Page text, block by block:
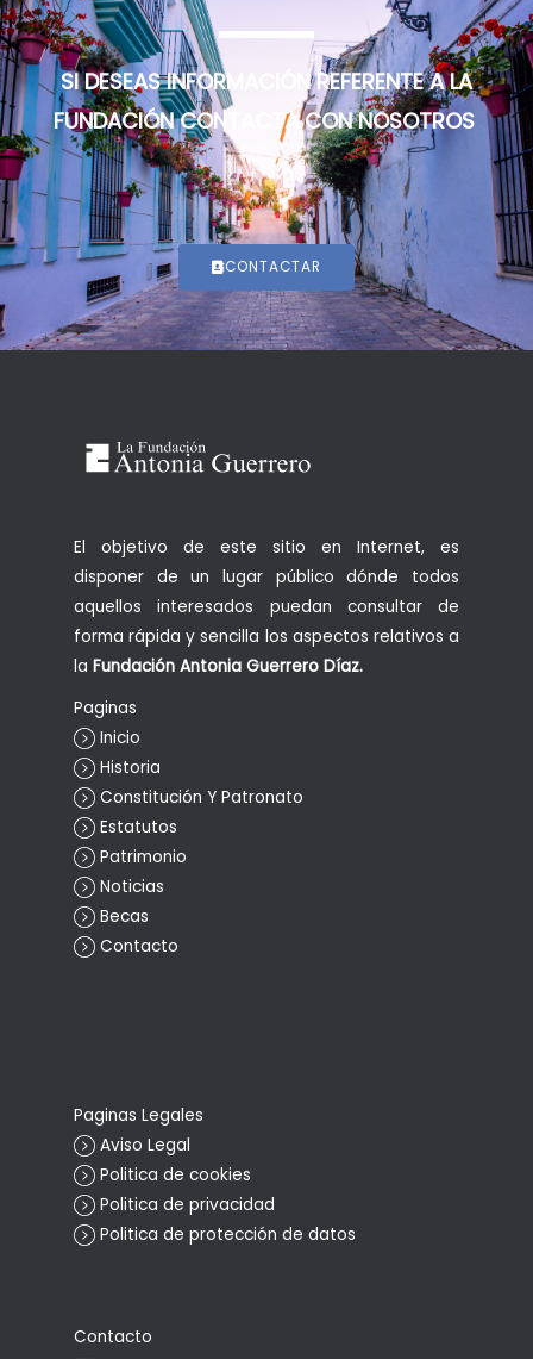
SI DESEAS INFORMACIÓN REFERENTE A LA
FUNDACIÓN CONTACTA CON NOSOTROS
CONTACTAR
El objetivo de este sitio en Internet, es
disponer de un lugar público dónde todos
aquellos interesados puedan consultar de
forma rápida y sencilla los aspectos relativos a
laFundación Antonia Guerrero Díaz.
Paginas
Inicio
Historia
Constitución Y Patronato
Estatutos
Patrimonio
Noticias
Becas
Contacto
Paginas Legales
Aviso Legal
Politica de cookies
Politica de privacidad
Politica de protección de datos
Contacto